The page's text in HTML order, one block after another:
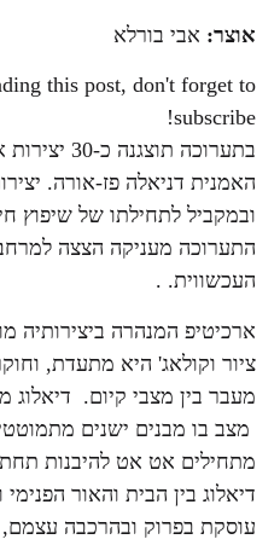
אוצר: אבי בורלא
this post, don't forget to
subscribe!
בתערוכה
האמנית דניאלה פז-אורה.
ובמקביל לתחילתו של שיפוץ
התערוכה מעניקה הצצה
העכשווית. .
ארכיטיפ המנהרה ביצירותיה
ציור וקולאג' היא מתעדת,
מעבר בין מצבי קיום. דיאלוג
מצב בו מבנים ישנים
מתחילים אט אט להיבנות
דיאלוג בין הבית והאור
עוסקת בפרוק ובהרכבה עצמם,